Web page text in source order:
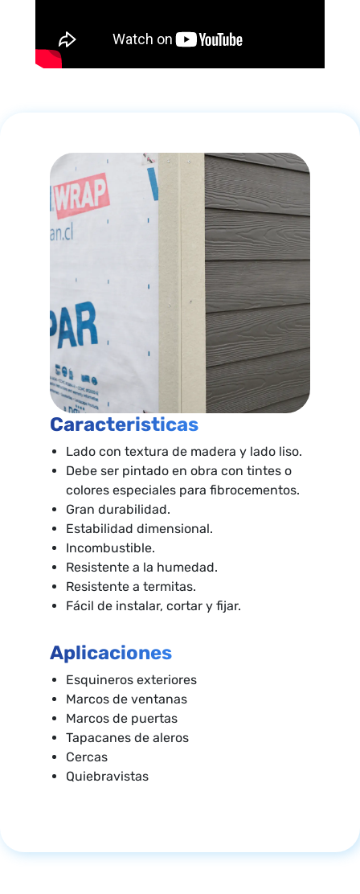
Caracteristicas
Lado con textura de madera y lado liso.
Debe ser pintado en obra con tintes o
colores especiales para fibrocementos.
Gran durabilidad.
Estabilidad dimensional.
Incombustible.
Resistente a la humedad.
Resistente a termitas.
Fácil de instalar, cortar y fijar.
Aplicaciones
Esquineros exteriores
Marcos de ventanas
Marcos de puertas
Tapacanes de aleros
Cercas
Quiebravistas